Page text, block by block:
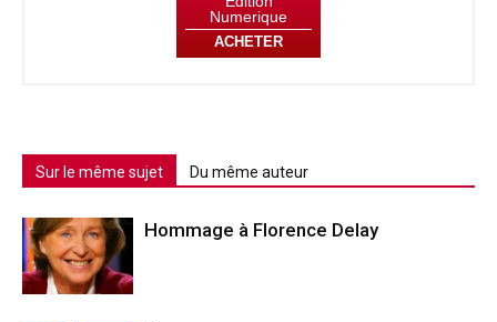
Numerique
ACHETER
Sur le même sujet Du même auteur
Hommage à Florence Delay